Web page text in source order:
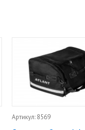
Артикул: 8569